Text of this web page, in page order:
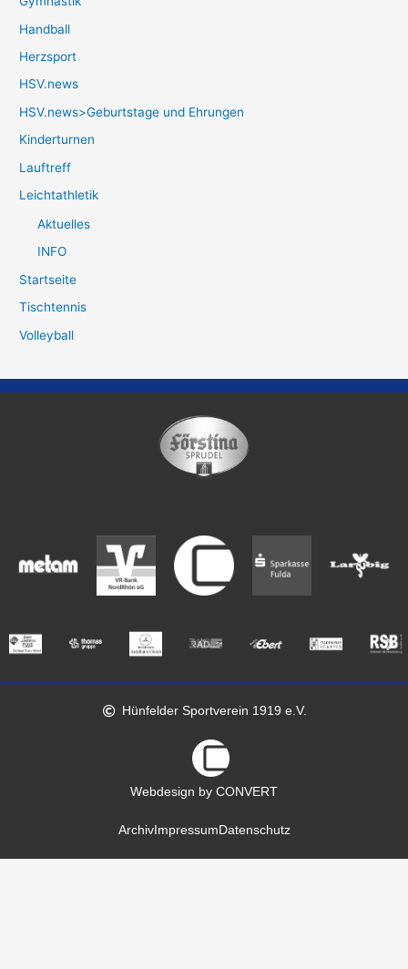
Handball
Herzsport
HSV.news
HSV.news>Geburtstage und Ehrungen
Kinderturnen
Lauftreff
Leichtathletik
Aktuelles
INFO
Startseite
Tischtennis
Volleyball
Hünfelder Sportverein 1919 e.V.
Webdesign by CONVERT
ArchivImpressum Datenschutz